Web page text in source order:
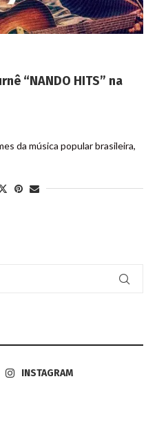
“NANDO HITS” na
da música popular brasileira,
INSTAGRAM